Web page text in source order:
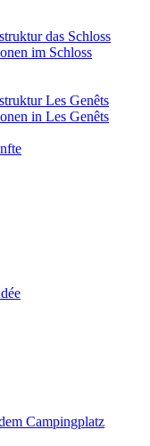
das Schloss
im Schloss
Les Genêts
in Les Genêts
Campingplatz